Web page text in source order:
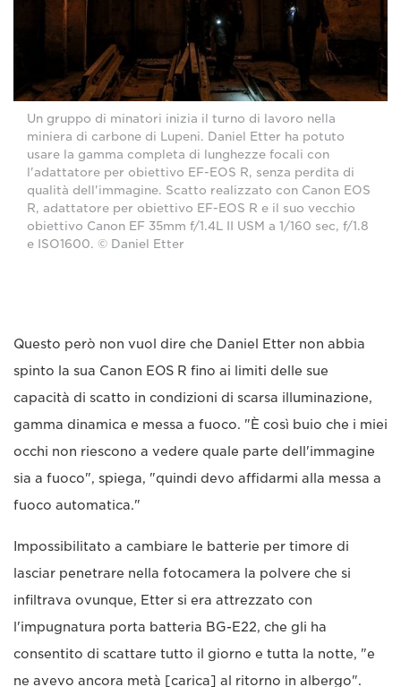
Un gruppo di minatori inizia il turno di lavoro nella
miniera di carbone di Lupeni. Daniel Etter ha potuto
usare la gamma completa di lunghezze focali con
l'adattatore per obiettivo EF-EOS R, senza perdita di
qualità dell'immagine. Scatto realizzato con Canon EOS
R, adattatore per obiettivo EF-EOS R e il suo vecchio
obiettivo Canon EF 35mm f/1.4L II USM a 1/160 sec, f/1.8
e ISO1600. © Daniel Etter
Questo però non vuol dire che Daniel Etter non abbia
spinto la sua Canon EOS R fino ai limiti delle sue
capacità di scatto in condizioni di scarsa illuminazione,
gamma dinamica e messa a fuoco. "È così buio che i miei
occhi non riescono a vedere quale parte dell'immagine
sia a fuoco", spiega, "quindi devo affidarmi alla messa a
fuoco automatica."
Impossibilitato a cambiare le batterie per timore di
lasciar penetrare nella fotocamera la polvere che si
infiltrava ovunque, Etter si era attrezzato con
l'impugnatura porta batteria BG-E22, che gli ha
consentito di scattare tutto il giorno e tutta la notte, "e
ne avevo ancora metà [carica] al ritorno in albergo".